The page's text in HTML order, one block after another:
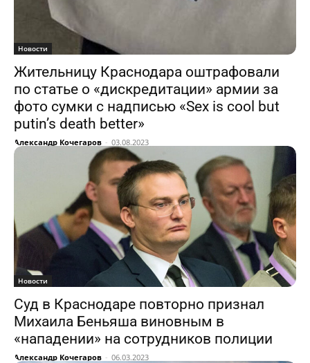
Новости
Жительницу Краснодара оштрафовали
по статье о «дискредитации» армии за
фото сумки с надписью «Sex is cool but
putin’s death better»
Александр Кочегаров - 03.08.2023
Новости
Суд в Краснодаре повторно признал
Михаила Беньяша виновным в
«нападении» на сотрудников полиции
Александр Кочегаров - 06.03.2023